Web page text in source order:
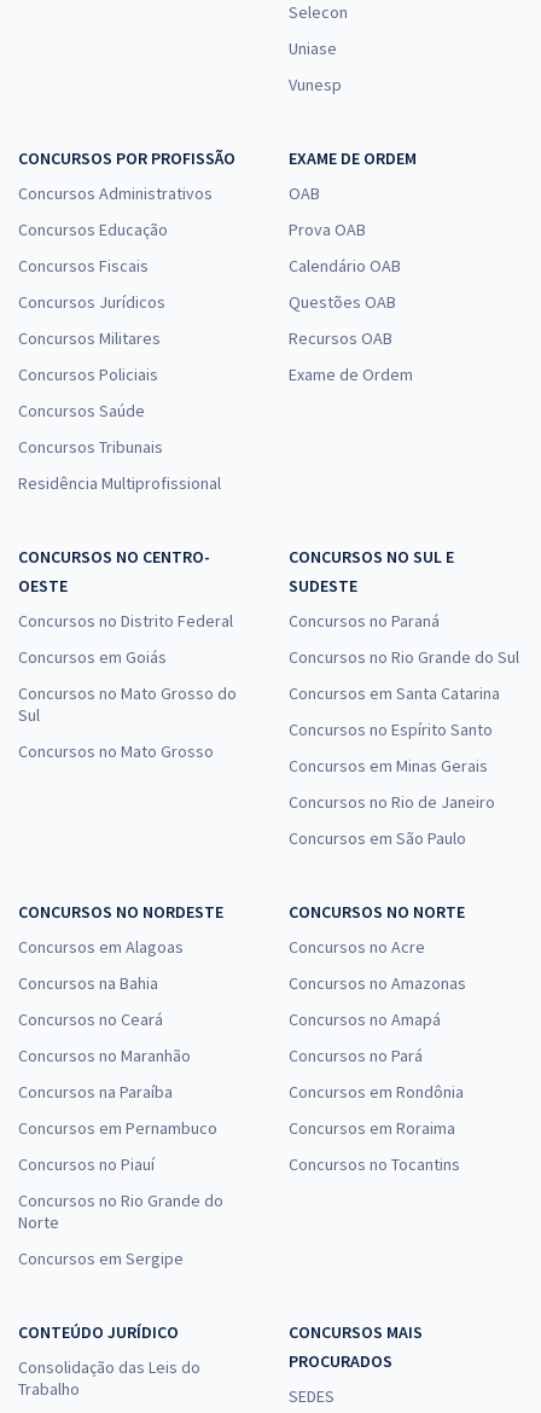
Selecon
Uniase
Vunesp
CONCURSOS POR PROFISSÃO
Concursos Administrativos
Concursos Educação
Concursos Fiscais
Concursos Jurídicos
Concursos Militares
Concursos Policiais
Concursos Saúde
Concursos Tribunais
Residência Multiprofissional
EXAME DE ORDEM
OAB
Prova OAB
Calendário OAB
Questões OAB
Recursos OAB
Exame de Ordem
CONCURSOS NO CENTRO-
OESTE
Concursos no Distrito Federal
Concursos em Goiás
Concursos no Mato Grosso do
Sul
Concursos no Mato Grosso
CONCURSOS NO SUL E
SUDESTE
Concursos no Paraná
Concursos no Rio Grande do Sul
Concursos em Santa Catarina
Concursos no Espírito Santo
Concursos em Minas Gerais
Concursos no Rio de Janeiro
Concursos em São Paulo
CONCURSOS NO NORDESTE
Concursos em Alagoas
Concursos na Bahia
Concursos no Ceará
Concursos no Maranhão
Concursos na Paraíba
Concursos em Pernambuco
Concursos no Piauí
Concursos no Rio Grande do
Norte
Concursos em Sergipe
CONCURSOS NO NORTE
Concursos no Acre
Concursos no Amazonas
Concursos no Amapá
Concursos no Pará
Concursos em Rondônia
Concursos em Roraima
Concursos no Tocantins
CONTEÚDO JURÍDICO
Consolidação das Leis do
Trabalho
CONCURSOS MAIS
PROCURADOS
SEDES